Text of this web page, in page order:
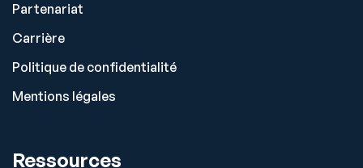
Partenariat
Carrière
Politique de confidentialité
Mentions légales
Ressources